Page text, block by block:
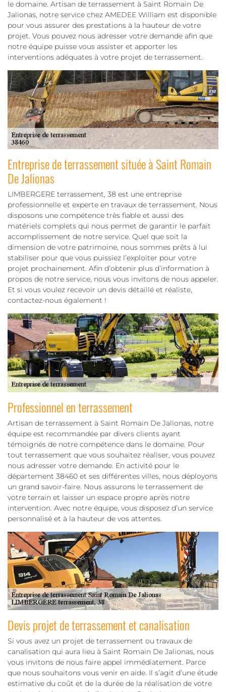
le domaine. Artisan de terrassement à Saint Romain De
Jalionas, notre service chez AMEDEE William est disponible
pour vous assurer des prestations à la hauteur de votre
projet. Vous pouvez nous adresser votre demande afin que
notre équipe puisse vous assister et apporter les
interventions adéquates à votre projet de terrassement.
Entreprise de terrassement située à Saint Romain
De Jalionas
LIMBERGERE terrassement, 38 est une entreprise
professionnelle et experte en travaux de terrassement. Nous
disposons une compétence très fiable et aussi des
matériels complets qui nous permet de garantir le parfait
accomplissement de notre service. Quel que soit la
dimension de votre patrimoine, nous sommes prêts à lui
stabiliser pour que vous puissiez l’exploiter pour votre
projet prochainement. Afin d’obtenir plus d’information à
propos de notre service, nous vous invitons de nous appeler.
Et si vous voulez recevoir un devis détaillé et réaliste,
contactez-nous également !
Professionnel en terrassement
Artisan de terrassement à Saint Romain De Jalionas, notre
équipe est recommandée par divers clients ayant
témoignés de notre compétence dans le domaine. Pour
tout terrassement que vous souhaitez réaliser, vous pouvez
nous adresser votre demande. En activité pour le
département 38460 et ses différentes villes, nous déployons
un grand savoir-faire. Nous assurons le terrassement de
votre terrain et laisser un espace propre après notre
intervention. Avec notre équipe, vous disposez d’un service
personnalisé et à la hauteur de vos attentes.
Devis projet de terrassement et canalisation
Si vous avez un projet de terrassement ou travaux de
canalisation qui aura lieu à Saint Romain De Jalionas, nous
vous invitons de nous faire appel immédiatement. Parce
que nous souhaitons vous venir en aide. Il s’agit d’une étude
estimative du coût et de la durée de la réalisation de votre